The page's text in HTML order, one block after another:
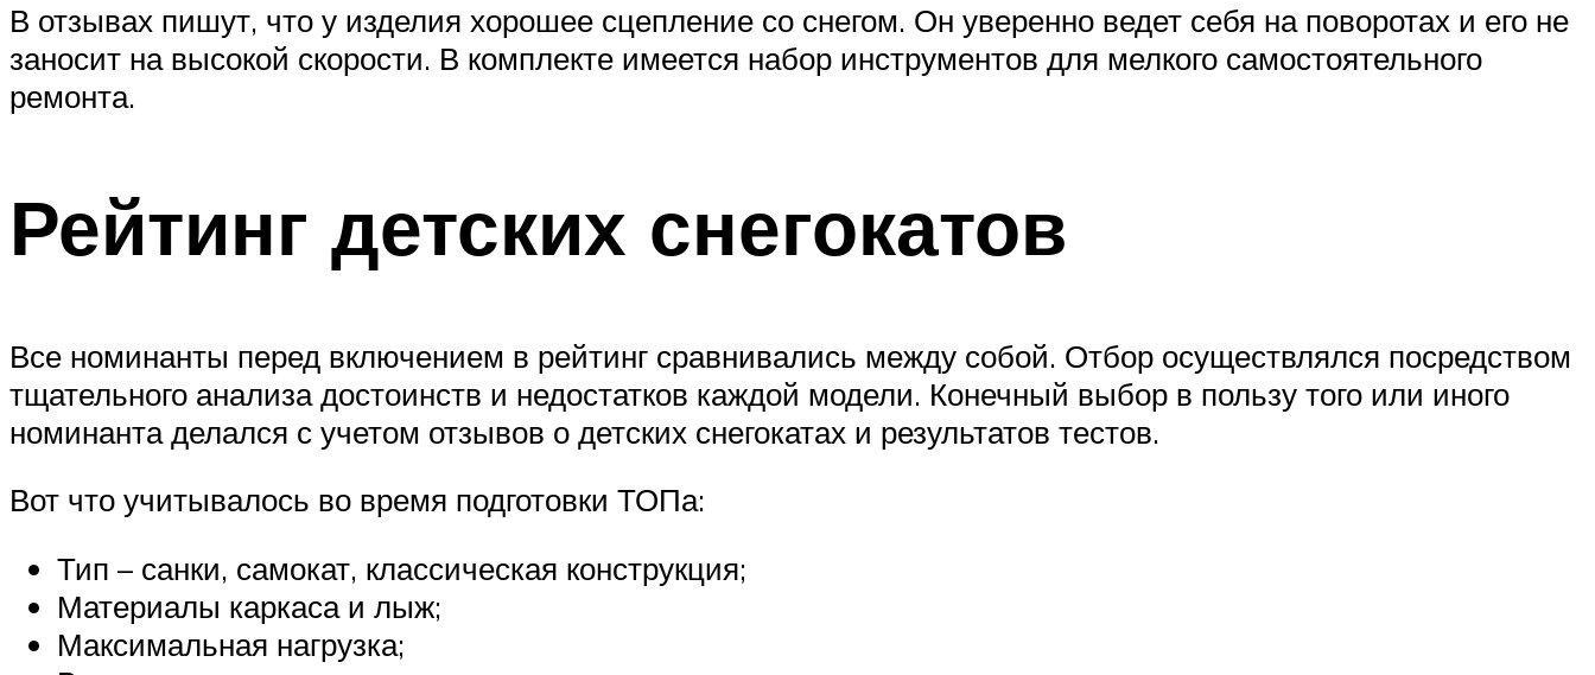
В отзывах пишут, что у изделия хорошее сцепление со снегом. Он уверенно ведет себя на поворотах и его не
заносит на высокой скорости. В комплекте имеется набор инструментов для мелкого самостоятельного
ремонта.
Рейтинг детских снегокатов
Все номинанты перед включением в рейтинг сравнивались между собой. Отбор осуществлялся посредством
тщательного анализа достоинств и недостатков каждой модели. Конечный выбор в пользу того или иного
номинанта делался с учетом отзывов о детских снегокатах и результатов тестов.
Вот что учитывалось во время подготовки ТОПа:
Тип – санки, самокат, классическая конструкция;
Материалы каркаса и лыж;
Максимальная нагрузка;